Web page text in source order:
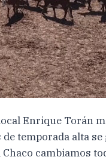
Enrique Torán
temporada alta
cambiamos